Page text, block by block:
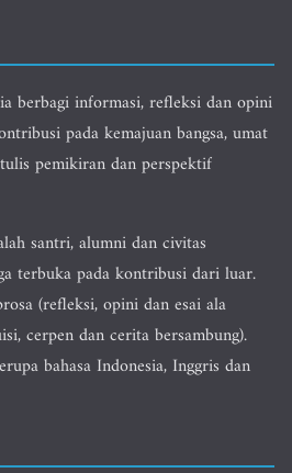
berbagi informasi, refleksi dan opini
pada kemajuan bangsa, umat
pemikiran dan perspektif
santri, alumni dan civitas
terbuka pada kontribusi dari luar.
(refleksi, opini dan esai ala
cerpen dan cerita bersambung).
bahasa Indonesia, Inggris dan